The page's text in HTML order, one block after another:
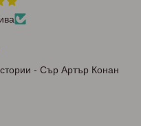
- Сър Артър Конан